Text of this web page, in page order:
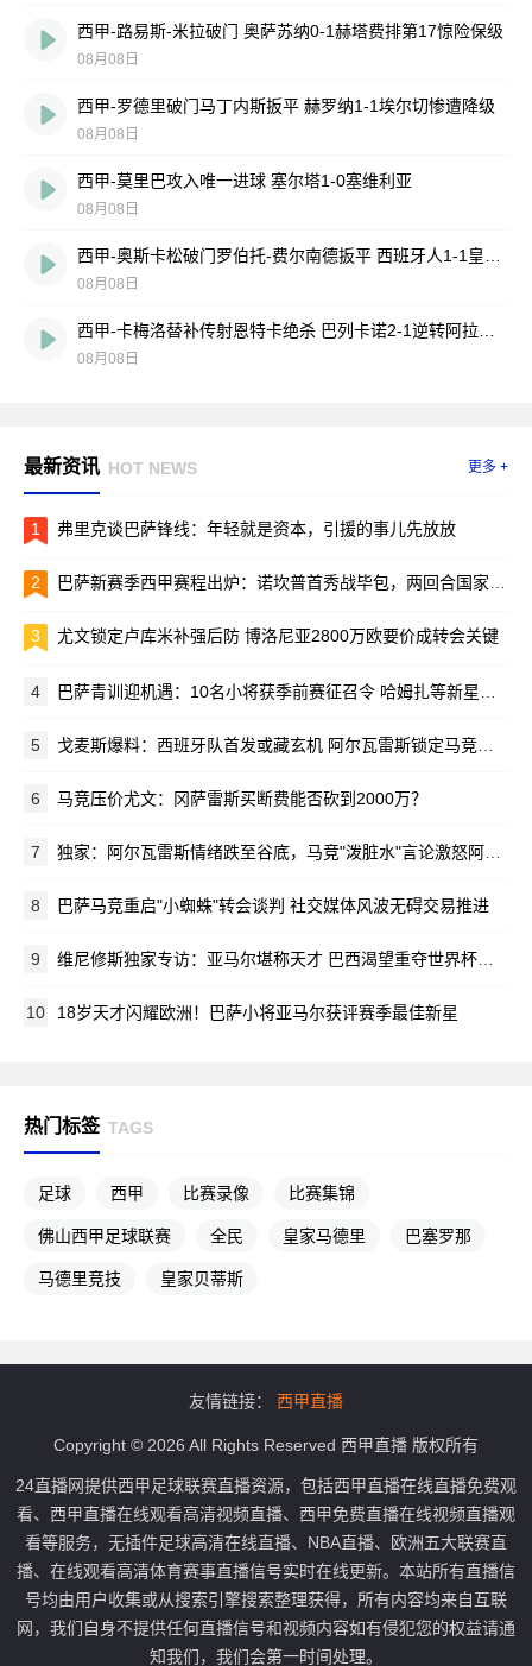
西甲-路易斯-米拉破门 奥萨苏纳0-1赫塔费排第17惊险保级
08月08日
西甲-罗德里破门马丁内斯扳平 赫罗纳1-1埃尔切惨遭降级
08月08日
西甲-莫里巴攻入唯一进球 塞尔塔1-0塞维利亚
08月08日
08月08日
08月08日
最新资讯 HOT NEWS 更多 +
1 弗里克谈巴萨锋线：年轻就是资本，引援的事儿先放放
2 巴萨新赛季西甲赛程出炉：诺坎普首秀战毕包，两回合国家德比引爆焦点
3 尤文锁定卢库米补强后防 博洛尼亚2800万欧要价成转会关键
4 巴萨青训迎机遇：10名小将获季前赛征召令 哈姆扎等新星在列
5 戈麦斯爆料：西班牙队首发或藏玄机 阿尔瓦雷斯锁定马竞新赛季蓝图
6 马竞压价尤文：冈萨雷斯买断费能否砍到2000万？
7 独家：阿尔瓦雷斯情绪跌至谷底，马竞"泼脏水"言论激怒阿根廷新星
8 巴萨马竞重启"小蜘蛛"转会谈判 社交媒体风波无碍交易推进
9 维尼修斯独家专访：亚马尔堪称天才 巴西渴望重夺世界杯荣耀
10 18岁天才闪耀欧洲！巴萨小将亚马尔获评赛季最佳新星
热门标签 TAGS
足球 西甲 比赛录像 比赛集锦
佛山西甲足球联赛 全民 皇家马德里 巴塞罗那
马德里竞技 皇家贝蒂斯
友情链接： 西甲直播
Copyright © 2026 All Rights Reserved 西甲直播 版权所有
24直播网提供西甲足球联赛直播资源，包括西甲直播在线直播免费观
看、西甲直播在线观看高清视频直播、西甲免费直播在线视频直播观
看等服务，无插件足球高清在线直播、NBA直播、欧洲五大联赛直
播、在线观看高清体育赛事直播信号实时在线更新。本站所有直播信
号均由用户收集或从搜索引擎搜索整理获得，所有内容均来自互联
网，我们自身不提供任何直播信号和视频内容如有侵犯您的权益请通
知我们，我们会第一时间处理。